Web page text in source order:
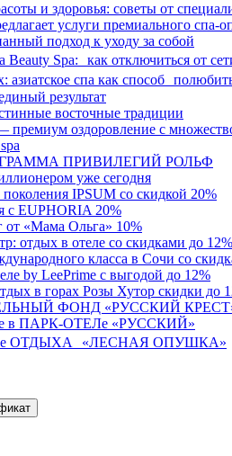
и здоровья: советы от
услуги премиального спа-
подход к уходу за собой
Spa: как отключиться от
азиатское спа как способ
результат
восточные традиции
премиум оздоровление с
ПРИВИЛЕГИЙ РОЛЬФ
уже сегодня
IPSUM со скидкой 20%
с EUPHORIA 20%
от «Мама Ольга» 10%
отдых в отеле со скидками до 12%
класса в Сочи со
by LeePrime с выгодой до 12%
в горах Розы Хутор скидки до
ФОНД «РУССКИЙ
в ПАРК-ОТЕЛе «РУССКИЙ»
ОТДЫХА «ЛЕСНАЯ ОПУШКА»